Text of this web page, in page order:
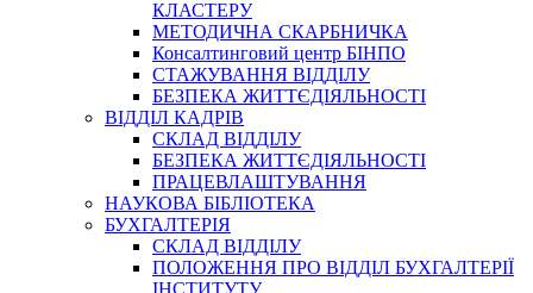
КЛАСТЕРУ
МЕТОДИЧНА СКАРБНИЧКА
Консалтинговий центр БІНПО
СТАЖУВАННЯ ВІДДІЛУ
БЕЗПЕКА ЖИТТЄДІЯЛЬНОСТІ
ВІДДІЛ КАДРІВ
СКЛАД ВІДДІЛУ
БЕЗПЕКА ЖИТТЄДІЯЛЬНОСТІ
ПРАЦЕВЛАШТУВАННЯ
НАУКОВА БІБЛІОТЕКА
БУХГАЛТЕРІЯ
СКЛАД ВІДДІЛУ
ПОЛОЖЕННЯ ПРО ВІДДІЛ БУХГАЛТЕРІЇ
ІНСТИТУТУ